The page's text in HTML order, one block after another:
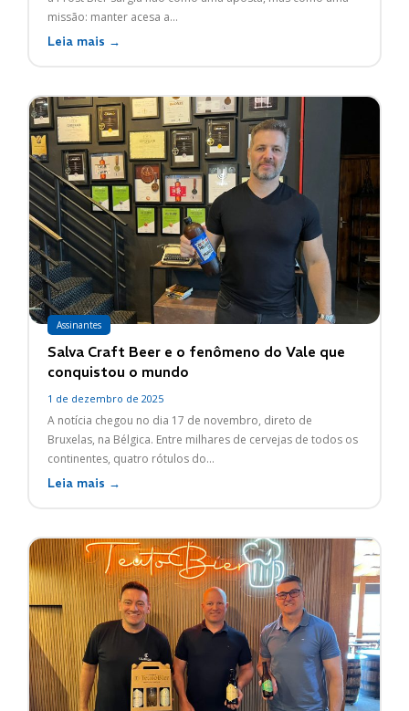
missão: manter acesa a...
Leia mais →
Assinantes
Salva Craft Beer e o fenômeno do Vale que
conquistou o mundo
1 de dezembro de 2025
A notícia chegou no dia 17 de novembro, direto de
Bruxelas, na Bélgica. Entre milhares de cervejas de todos os
continentes, quatro rótulos do...
Leia mais →